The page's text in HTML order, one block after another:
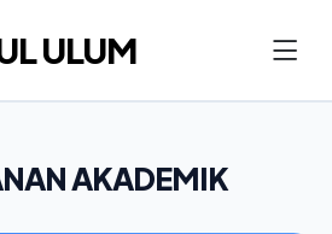
ULUM
AKADEMIK